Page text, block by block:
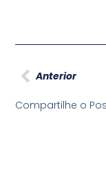
Anterior
Compartilhe o